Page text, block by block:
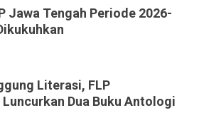
Jawa Tengah Periode 2026-
Literasi, FLP
Dua Buku Antologi